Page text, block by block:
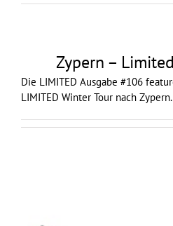
Zypern –
Die LIMITED Ausgabe #106
LIMITED Winter Tour nach